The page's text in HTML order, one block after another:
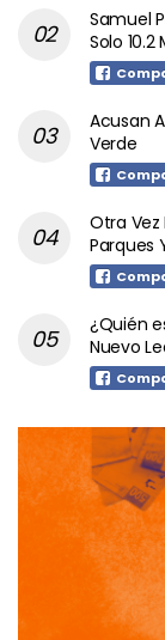
Samuel
Solo 10.2
Acusan
Verde
Otra Vez
Parques
¿Quién
Nuevo